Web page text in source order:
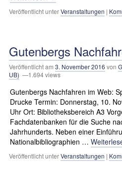
Veröffentlicht unterVeranstaltungen |
Gutenbergs
Veröffentlicht am 3. November 2016 von
UB) —1.694 views
Gutenbergs Nachfahren im Web:
Drucke Termin: Donnerstag, 10.
Uhr Ort: Bibliotheksbereich A3
Fachdatenbanken für die Suche
Jahrhunderts. Neben einer
Nationalbibliographien …
Veröffentlicht unterVeranstaltungen |